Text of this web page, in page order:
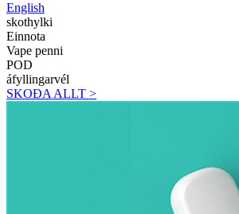
English
skothylki
Einnota
Vape penni
POD
áfyllingarvél
SKOÐA ALLT >